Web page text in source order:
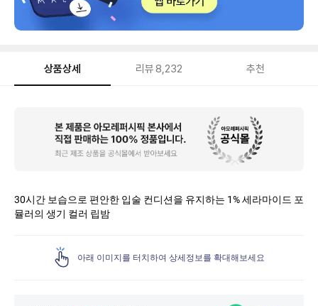
상품상세 리뷰 8,232 추천
30시간 보습으로 편안한 입술 컨디션을 유지하는 1% 세라마이드 포
뮬러의 생기 컬러 립밤
아래 이미지를 터치하여 상세정보를 확대해보세요